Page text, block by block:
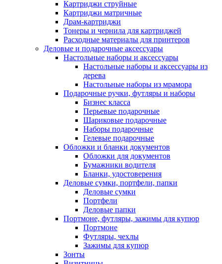
Картриджи струйные
Картриджи матричные
Драм-картриджи
Тонеры и чернила для картриджей
Расходные материалы для принтеров
Деловые и подарочные аксессуары
Настольные наборы и аксессуары
Настольные наборы и аксессуары из
дерева
Настольные наборы из мрамора
Подарочные ручки, футляры и наборы
Бизнес класса
Перьевые подарочные
Шариковые подарочные
Наборы подарочные
Гелевые подарочные
Обложки и бланки документов
Обложки для документов
Бумажники водителя
Бланки, удостоверения
Деловые сумки, портфели, папки
Деловые сумки
Портфели
Деловые папки
Портмоне, футляры, зажимы для купюр
Портмоне
Футляры, чехлы
Зажимы для купюр
Зонты